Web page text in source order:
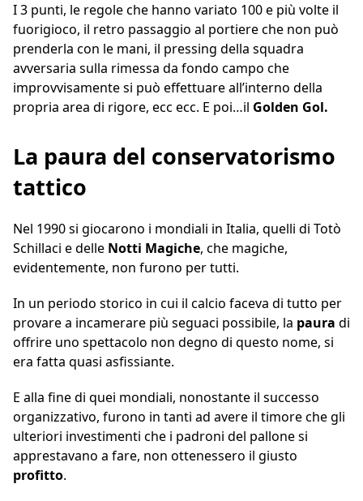
I 3 punti, le regole che hanno variato 100 e più volte il
fuorigioco, il retro passaggio al portiere che non può
prenderla con le mani, il pressing della squadra
avversaria sulla rimessa da fondo campo che
improvvisamente si può effettuare all’interno della
propria area di rigore, ecc ecc. E poi…il Golden Gol.
La paura del conservatorismo
tattico
Nel 1990 si giocarono i mondiali in Italia, quelli di Totò
Schillaci e delle Notti Magiche, che magiche,
evidentemente, non furono per tutti.
In un periodo storico in cui il calcio faceva di tutto per
provare a incamerare più seguaci possibile, la paura di
offrire uno spettacolo non degno di questo nome, si
era fatta quasi asfissiante.
E alla fine di quei mondiali, nonostante il successo
organizzativo, furono in tanti ad avere il timore che gli
ulteriori investimenti che i padroni del pallone si
apprestavano a fare, non ottenessero il giusto
profitto.